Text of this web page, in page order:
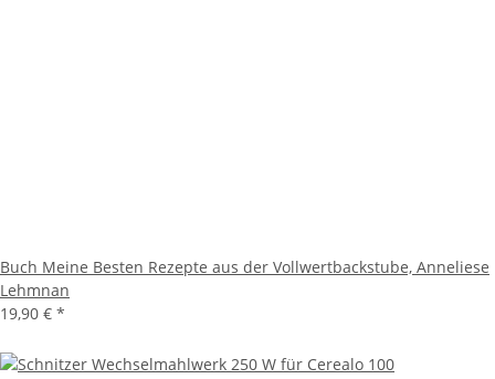
Buch Meine Besten Rezepte aus der Vollwertbackstube, Anneliese
Lehmnan
19,90 € *